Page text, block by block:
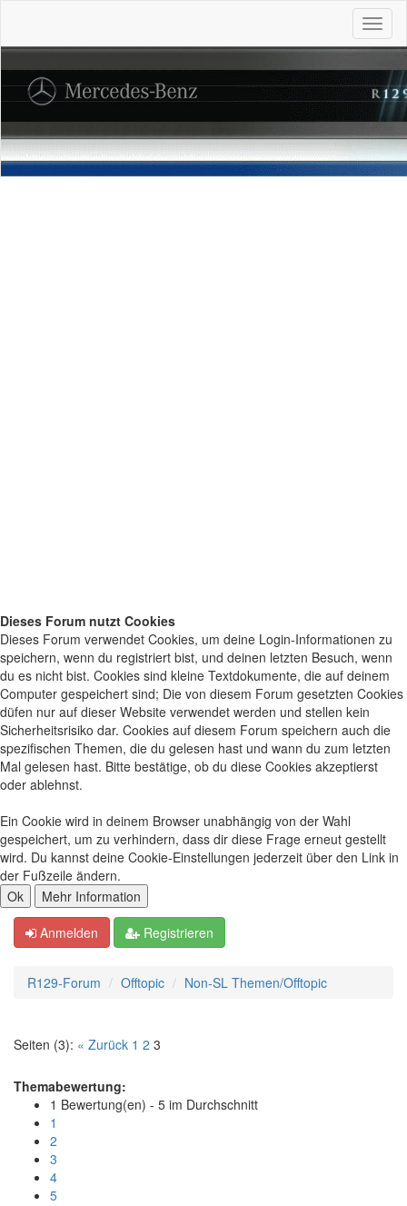
Dieses Forum nutzt Cookies
Dieses Forum verwendet Cookies, um deine Login-Informationen zu
speichern, wenn du registriert bist, und deinen letzten Besuch, wenn
du es nicht bist. Cookies sind kleine Textdokumente, die auf deinem
Computer gespeichert sind; Die von diesem Forum gesetzten Cookies
düfen nur auf dieser Website verwendet werden und stellen kein
Sicherheitsrisiko dar. Cookies auf diesem Forum speichern auch die
spezifischen Themen, die du gelesen hast und wann du zum letzten
Mal gelesen hast. Bitte bestätige, ob du diese Cookies akzeptierst
oder ablehnst.
Ein Cookie wird in deinem Browser unabhängig von der Wahl
gespeichert, um zu verhindern, dass dir diese Frage erneut gestellt
wird. Du kannst deine Cookie-Einstellungen jederzeit über den Link in
der Fußzeile ändern.
Anmelden Registrieren
R129-Forum Offtopic Non-SL Themen/Offtopic
Seiten (3): « Zurück 1 2 3
Themabewertung:
1 Bewertung(en) - 5 im Durchschnitt
1
2
3
4
5